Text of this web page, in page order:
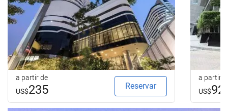
a partir de
US$235 Reservar
a partir
US$92